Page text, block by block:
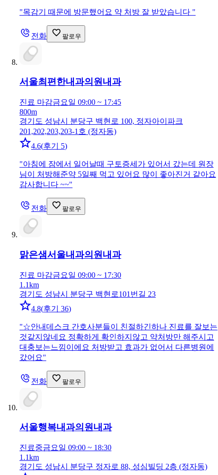
"목감기 때문에 방문했어요 약 처방 잘 받았습니다 "
전화 팔로우
서울최편한내과의원내과
진료 마감금요일 09:00 ~ 17:45
800m
경기도 성남시 분당구 백현로 100, 정자아이파크
201,202,203,203-1호 (정자동)
4.6(후기 5)
"아침에 잠에서 일어날때 구토증세가 있어서 갔는데 원장
님이 처방해준약 5일째 먹고 있어요 많이 좋아진거 같아요
감사합니다 ~~"
전화 팔로우
맑은샘서울내과의원 내과
진료 마감금요일 09:00 ~ 17:30
1.1km
경기도 성남시 분당구 백현로101번길 23
4.8(후기 36)
"☆안내데스크 간호사분들이 친절하긴하나 진료를 잘보는
것같지않네요 정확하게 확인하지않고 약처방만 해주시고
대충보는느낌이에요 처방받고 효과가 없어서 다른병원에
갔어요"
전화 팔로우
서울행복내과의원내과
진료중금요일 09:00 ~ 18:30
1.1km
경기도 성남시 분당구 정자로 88, 성심빌딩 2층 (정자동)